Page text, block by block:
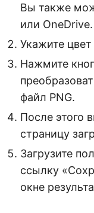
Вы также
или OneDrive.
Укажите
Нажмите
файл PNG.
После этого
страницу
Загрузите
ссылку
окне